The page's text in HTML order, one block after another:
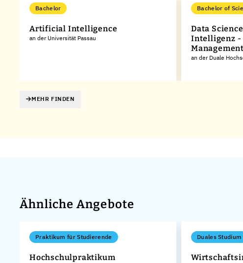
Bachelor
Artificial Intelligence
an der Universität Passau
Bachelor of
Data
Intelligenz -
Management
an der Duale
MEHR FINDEN
Ähnliche Angebote
Praktikum für Studierende
Hochschulpraktikum
Duales Studium